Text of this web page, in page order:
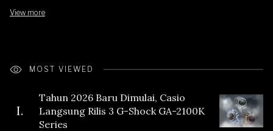
View more
MOST VIEWED
I.
Tahun 2026 Baru Dimulai, Casio
Langsung Rilis 3 G-Shock GA-2100K
Series